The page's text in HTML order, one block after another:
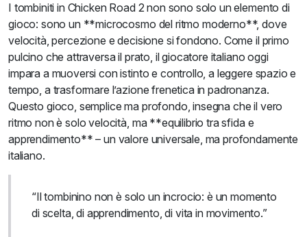
I tombiniti in Chicken Road 2 non sono solo un elemento di
gioco: sono un **microcosmo del ritmo moderno**, dove
velocità, percezione e decisione si fondono. Come il primo
pulcino che attraversa il prato, il giocatore italiano oggi
impara a muoversi con istinto e controllo, a leggere spazio e
tempo, a trasformare l’azione frenetica in padronanza.
Questo gioco, semplice ma profondo, insegna che il vero
ritmo non è solo velocità, ma **equilibrio tra sfida e
apprendimento** – un valore universale, ma profondamente
italiano.
“Il tombinino non è solo un incrocio: è un momento
di scelta, di apprendimento, di vita in movimento.”